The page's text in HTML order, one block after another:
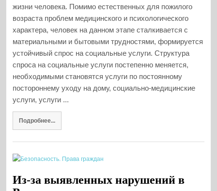
жизни человека. Помимо естественных для пожилого
возраста проблем медицинского и психологического
характера, человек на данном этапе сталкивается с
материальными и бытовыми трудностями, формируется
устойчивый спрос на социальные услуги. Структура
спроса на социальные услуги постепенно меняется,
необходимыми становятся услуги по постоянному
постороннему уходу на дому, социально-медицинские
услуги, услуги ...
Подробнее...
Из-за выявленных нарушений в